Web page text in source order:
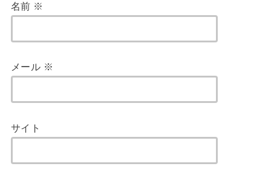
名前 ※
メール ※
サイト